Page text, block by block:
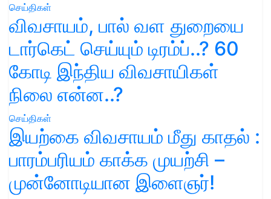
செய்திகள்
விவசாயம், பால் வள துறையை
டார்கெட் செய்யும் டிரம்ப்..? 60
கோடி இந்திய விவசாயிகள்
நிலை என்ன..?
செய்திகள்
இயற்கை விவசாயம் மீது காதல் :
பாரம்பரியம் காக்க முயற்சி –
முன்னோடியான இளைஞர்!